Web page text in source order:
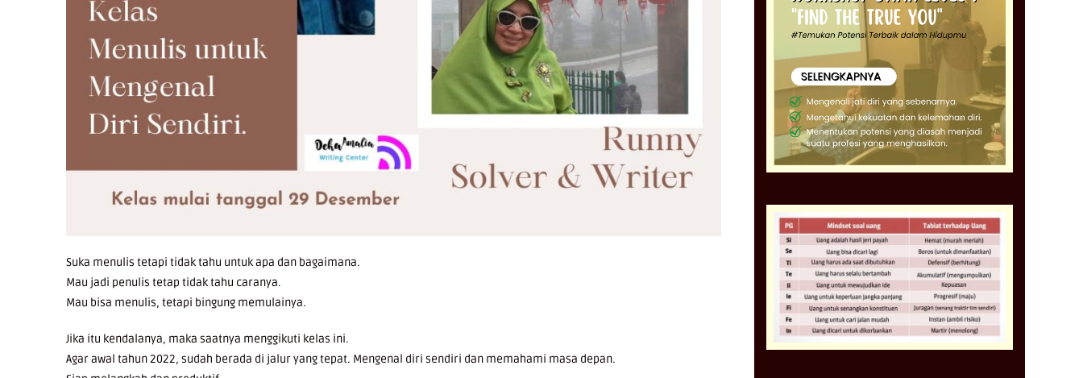
Suka menulis tetapi tidak tahu untuk apa dan bagaimana.
Mau jadi penulis tetap tidak tahu caranya.
Mau bisa menulis, tetapi bingung memulainya.
Jika itu kendalanya, maka saatnya menggikuti kelas ini.
Agar awal tahun 2022, sudah berada di jalur yang tepat. Mengenal diri sendiri dan memahami masa depan.